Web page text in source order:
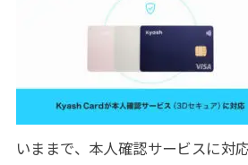
いままで、本人確認サービスに対